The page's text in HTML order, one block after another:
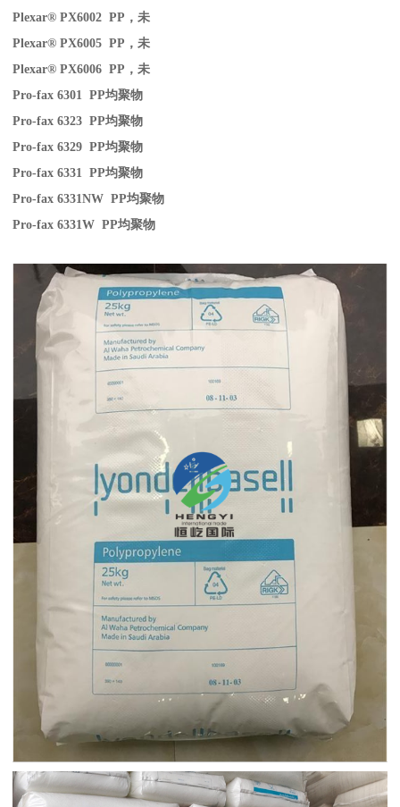
Plexar® PX6002 PP ，未
Plexar® PX6005 PP ，未
Plexar® PX6006 PP ，未
Pro-fax 6301 PP均聚物
Pro-fax 6323 PP均聚物
Pro-fax 6329 PP均聚物
Pro-fax 6331 PP均聚物
Pro-fax 6331NW PP均聚物
Pro-fax 6331W PP均聚物